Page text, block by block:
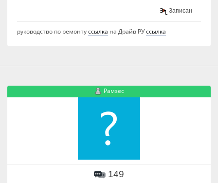
Записан
руководство по ремонтуссылка на Драйв РУссылка
Рамзес
149